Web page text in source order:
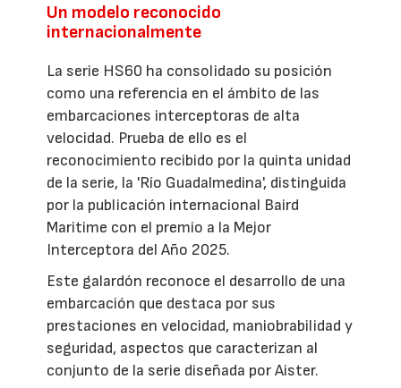
Un modelo reconocido
internacionalmente
La serie HS60 ha consolidado su posición
como una referencia en el ámbito de las
embarcaciones interceptoras de alta
velocidad. Prueba de ello es el
reconocimiento recibido por la quinta unidad
de la serie, la 'Río Guadalmedina', distinguida
por la publicación internacional Baird
Maritime con el premio a la Mejor
Interceptora del Año 2025.
Este galardón reconoce el desarrollo de una
embarcación que destaca por sus
prestaciones en velocidad, maniobrabilidad y
seguridad, aspectos que caracterizan al
conjunto de la serie diseñada por Aister.